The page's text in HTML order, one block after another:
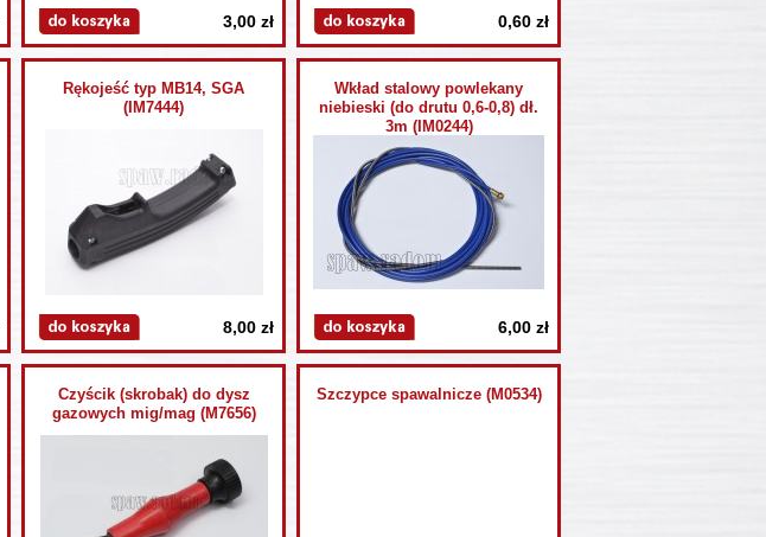
3,00 zł 0,60 zł
Rękojeść typ MB14, SGA
(IM7444)
8,00 zł
Wkład stalowy powlekany
niebieski (do drutu 0,6-0,8) dł.
3m (IM0244)
6,00 zł
Czyścik (skrobak) do dysz
gazowych mig/mag (M7656)
Szczypce spawalnicze (M0534)